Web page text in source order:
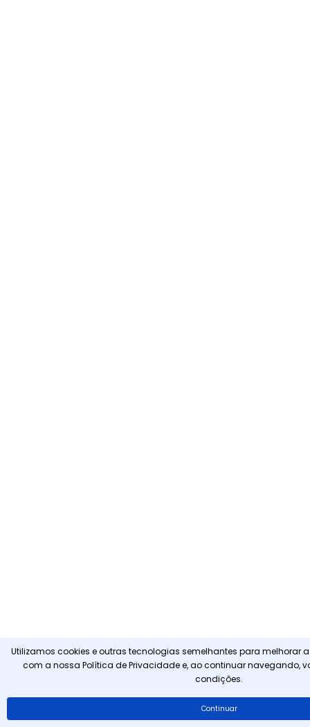
Utilizamos cookies e outras tecnologias semelhantes para melhorar
com a nossa Política de Privacidadee, ao continuar navegando,
condições.
Continuar